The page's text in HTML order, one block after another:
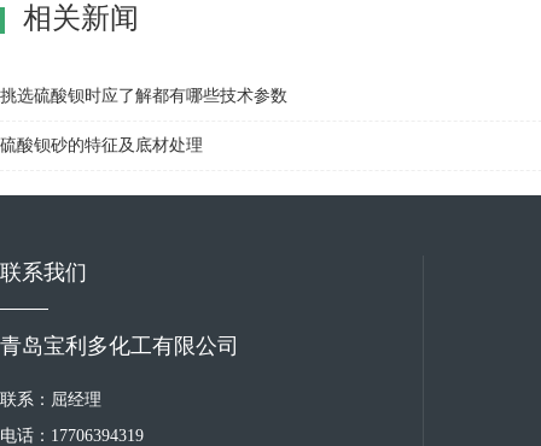
相关新闻
挑选硫酸钡时应了解都有哪些技术参数
硫酸钡砂的特征及底材处理
联系我们
青岛宝利多化工有限公司
联系：屈经理
电话：17706394319